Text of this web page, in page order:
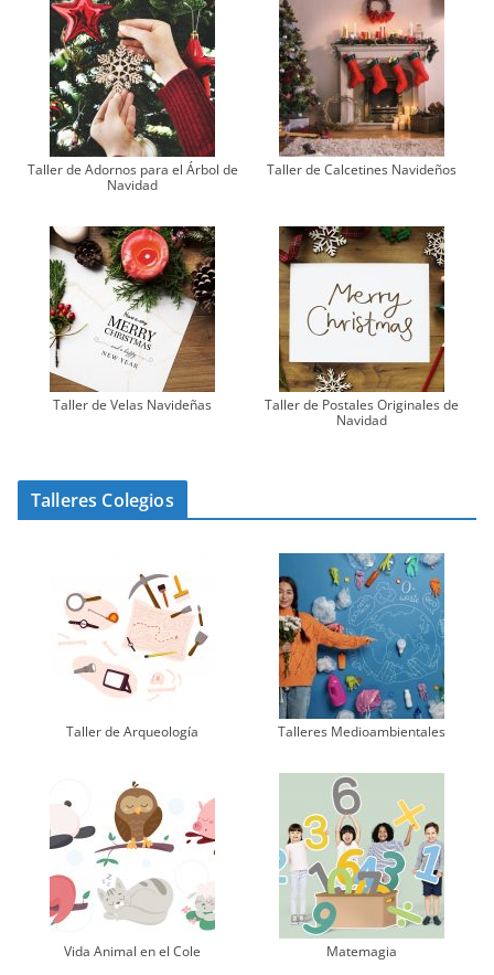
Taller de Adornos para el Árbol de
Navidad
Taller de Calcetines Navideños
Taller de Velas Navideñas
Taller de Postales Originales de
Navidad
Talleres Colegios
Taller de Arqueología Talleres Medioambientales
Vida Animal en el Cole Matemagia